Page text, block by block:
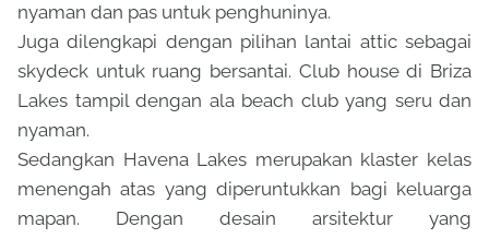
nyaman dan pas untuk penghuninya.
Juga dilengkapi dengan pilihan lantai attic sebagai
skydeck untuk ruang bersantai. Club house di Briza
Lakes tampil dengan ala beach club yang seru dan
nyaman.
Sedangkan Havena Lakes merupakan klaster kelas
menengah atas yang diperuntukkan bagi keluarga
mapan. Dengan desain arsitektur yang